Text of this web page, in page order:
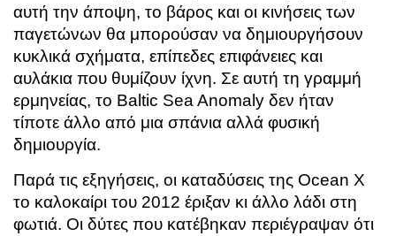
αυτή την άποψη, το βάρος και οι κινήσεις των
παγετώνων θα μπορούσαν να δημιουργήσουν
κυκλικά σχήματα, επίπεδες επιφάνειες και
αυλάκια που θυμίζουν ίχνη. Σε αυτή τη γραμμή
ερμηνείας, το Baltic Sea Anomaly δεν ήταν
τίποτε άλλο από μια σπάνια αλλά φυσική
δημιουργία.
Παρά τις εξηγήσεις, οι καταδύσεις της Ocean X
το καλοκαίρι του 2012 έριξαν κι άλλο λάδι στη
φωτιά. Οι δύτες που κατέβηκαν περιέγραψαν ότι